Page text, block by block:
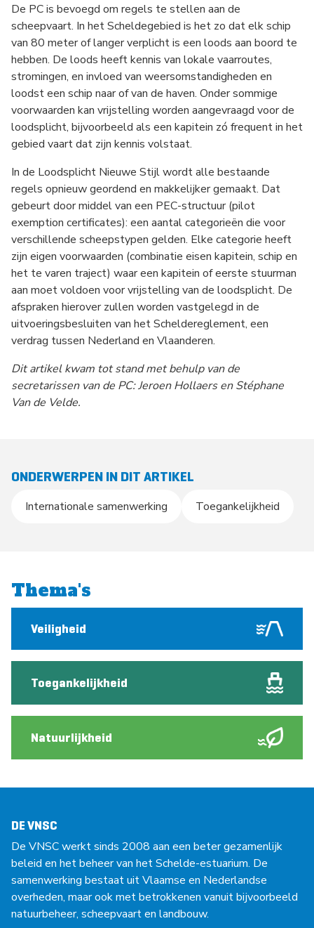
De PC is bevoegd om regels te stellen aan de
scheepvaart. In het Scheldegebied is het zo dat elk schip
van 80 meter of langer verplicht is een loods aan boord te
hebben. De loods heeft kennis van lokale vaarroutes,
stromingen, en invloed van weersomstandigheden en
loodst een schip naar of van de haven. Onder sommige
voorwaarden kan vrijstelling worden aangevraagd voor de
loodsplicht, bijvoorbeeld als een kapitein zó frequent in het
gebied vaart dat zijn kennis volstaat.
In de Loodsplicht Nieuwe Stijl wordt alle bestaande
regels opnieuw geordend en makkelijker gemaakt. Dat
gebeurt door middel van een PEC-structuur (pilot
exemption certificates): een aantal categorieën die voor
verschillende scheepstypen gelden. Elke categorie heeft
zijn eigen voorwaarden (combinatie eisen kapitein, schip en
het te varen traject) waar een kapitein of eerste stuurman
aan moet voldoen voor vrijstelling van de loodsplicht. De
afspraken hierover zullen worden vastgelegd in de
uitvoeringsbesluiten van het Scheldereglement, een
verdrag tussen Nederland en Vlaanderen.
Dit artikel kwam tot stand met behulp van de
secretarissen van de PC: Jeroen Hollaers en Stéphane
Van de Velde.
ONDERWERPEN IN DIT ARTIKEL
Internationale samenwerking Toegankelijkheid
Thema's
Veiligheid
Toegankelijkheid
Natuurlijkheid
DE VNSC
De VNSC werkt sinds 2008 aan een beter gezamenlijk
beleid en het beheer van het Schelde-estuarium. De
samenwerking bestaat uit Vlaamse en Nederlandse
overheden, maar ook met betrokkenen vanuit bijvoorbeeld
natuurbeheer, scheepvaart en landbouw.